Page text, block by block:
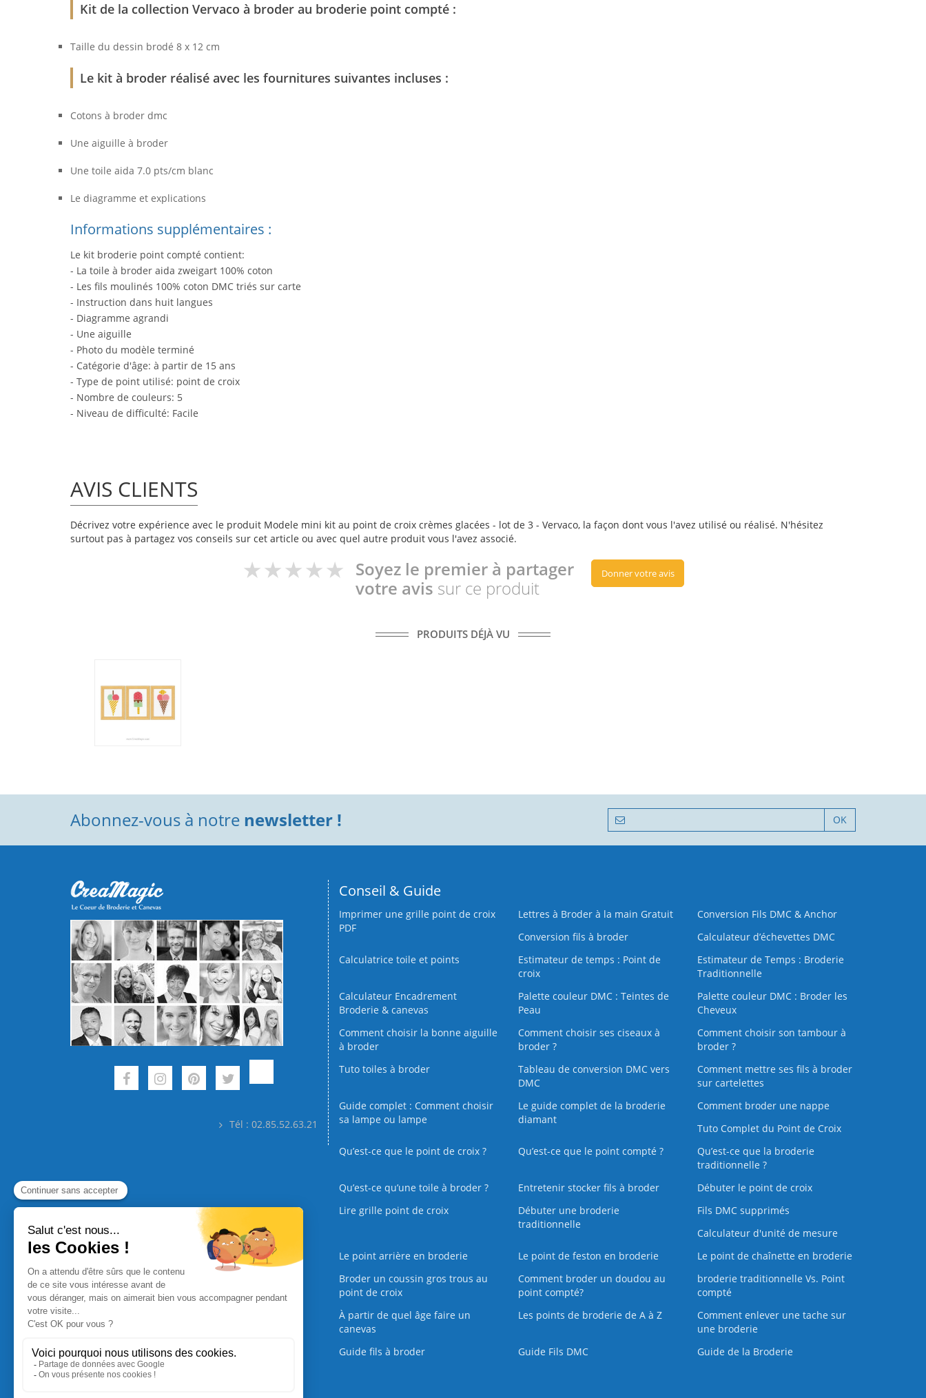
Kit de la collection Vervaco à broder au broderie point compté :
Taille du dessin brodé 8 x 12 cm
Le kit à broder réalisé avec les fournitures suivantes incluses :
Cotons à broder dmc
Une aiguille à broder
Une toile aida 7.0 pts/cm blanc
Le diagramme et explications
Informations supplémentaires :
Le kit broderie point compté contient:
- La toile à broder aida zweigart 100% coton
- Les fils moulinés 100% coton DMC triés sur carte
- Instruction dans huit langues
- Diagramme agrandi
- Une aiguille
- Photo du modèle terminé
- Catégorie d'âge: à partir de 15 ans
- Type de point utilisé: point de croix
- Nombre de couleurs: 5
- Niveau de difficulté: Facile
AVIS CLIENTS
Décrivez votre expérience avec le produit Modele mini kit au point de croix crèmes glacées - lot de 3 - Vervaco, la façon dont vous l'avez utilisé ou réalisé. N'hésitez
surtout pas à partagez vos conseils sur cet article ou avec quel autre produit vous l'avez associé.
Soyez le premier à partager
votre avis sur ce produit
Donner votre avis
PRODUITS DÉJÀ VU
Abonnez-vous à notre newsletter ! OK
Tél : 02.85.52.63.21
Conseil & Guide
Imprimer une grille point de croix
PDF
Lettres à Broder à la main Gratuit
Conversion Fils DMC & Anchor
Conversion fils à broder
Calculateur d’échevettes DMC
Calculatrice toile et points
Estimateur de temps : Point de
croix
Estimateur de Temps : Broderie
Traditionnelle
Calculateur Encadrement
Broderie & canevas
Palette couleur DMC : Teintes de
Peau
Palette couleur DMC : Broder les
Cheveux
Comment choisir la bonne aiguille
à broder
Comment choisir ses ciseaux à
broder ?
Comment choisir son tambour à
broder ?
Tuto toiles à broder
Tableau de conversion DMC vers
DMC
Comment mettre ses fils à broder
sur cartelettes
Guide complet : Comment choisir
sa lampe ou lampe
Le guide complet de la broderie
diamant
Comment broder une nappe
Tuto Complet du Point de Croix
Qu’est-ce que le point de croix ?
Qu’est-ce que le point compté ?
Qu’est-ce que la broderie
traditionnelle ?
Qu’est‑ce qu’une toile à broder ?
Entretenir stocker fils à broder
Débuter le point de croix
Lire grille point de croix
Débuter une broderie
traditionnelle
Fils DMC supprimés
Calculateur d'unité de mesure
Le point arrière en broderie
Le point de feston en broderie
Le point de chaînette en broderie
Broder un coussin gros trous au
point de croix
Comment broder un doudou au
point compté?
broderie traditionnelle Vs. Point
compté
À partir de quel âge faire un
canevas
Les points de broderie de A à Z
Comment enlever une tache sur
une broderie
Guide fils à broder
Guide Fils DMC Guide de la Broderie